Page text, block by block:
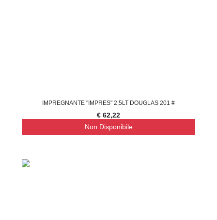
IMPREGNANTE "IMPRES" 2,5LT DOUGLAS 201 #
€ 62,22
Non Disponibile